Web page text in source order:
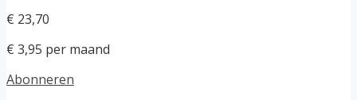
€ 23,70
€ 3,95 per maand
Abonneren